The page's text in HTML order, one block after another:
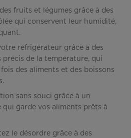
même
page.
fruits et légumes grâce à des
qui conservent leur humidité,
réfrigérateur grâce à des
précis de la température, qui
des aliments et des boissons
sans souci grâce à un
garde vos aliments prêts à
le désordre grâce à des